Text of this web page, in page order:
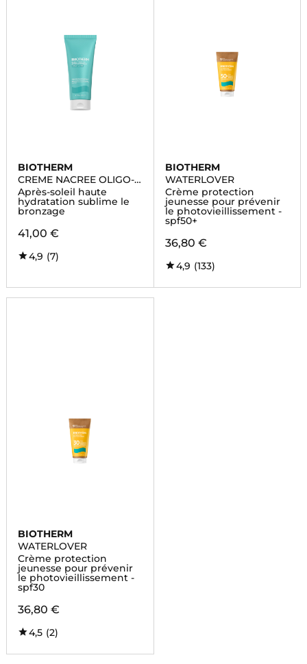
BIOTHERM
CREME NACREE OLIGO-
THERMALE
Après-soleil haute
hydratation sublime le
bronzage
41,00 €
4,9 (7)
BIOTHERM
WATERLOVER
Crème protection
jeunesse pour prévenir
le photovieillissement -
spf50+
36,80 €
4,9 (133)
BIOTHERM
WATERLOVER
Crème protection
jeunesse pour prévenir
le photovieillissement -
spf30
36,80 €
4,5 (2)